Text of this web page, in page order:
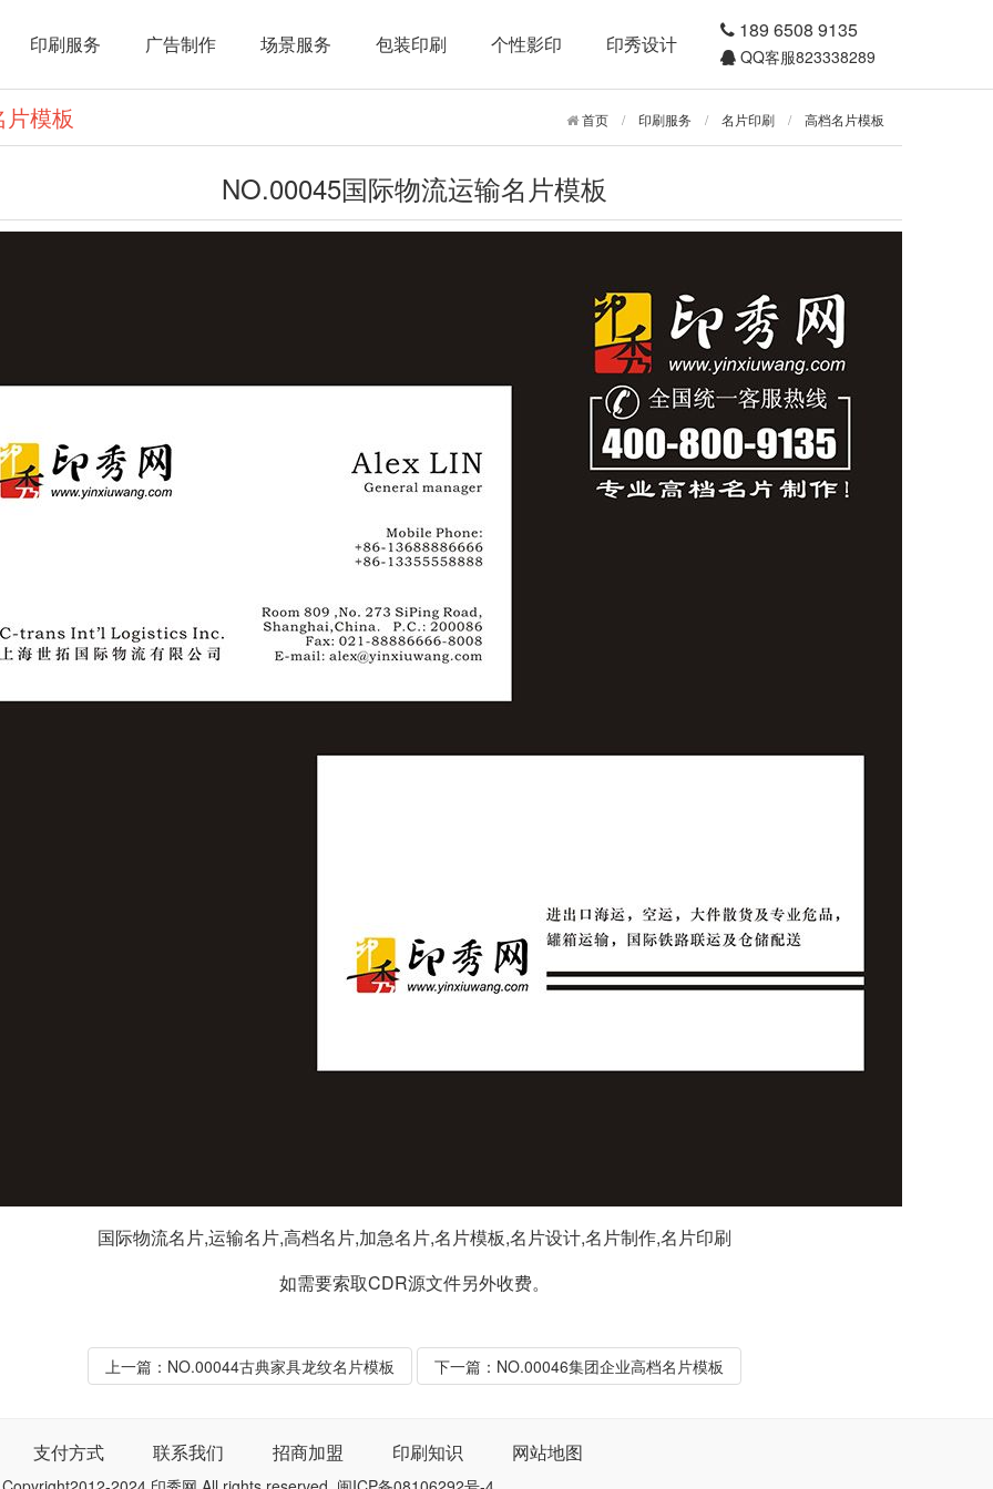
印刷服务 广告制作 场景服务 包装印刷 个性影印 印秀设计
189 6508 9135
QQ客服823338289
首页 / 印刷服务 / 名片印刷 / 高档名片模板
模板
NO.00045国际物流运输名片模板
国际物流名片,运输名片,高档名片,加急名片,名片模板,名片设计,名片制作,名片印刷
如需要索取CDR源文件另外收费。
上一篇： NO.00044古典家具龙纹名片模板 下一篇： NO.00046集团企业高档名片模板
支付方式 联系我们 招商加盟 印刷知识 网站地图